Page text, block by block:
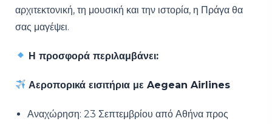
αρχιτεκτονική, τη μουσική και την ιστορία, η Πράγα θα
σας μαγέψει.
Η προσφορά περιλαμβάνει:
Αεροπορικά εισιτήρια με Aegean Airlines
Αναχώρηση: 23 Σεπτεμβρίου από Αθήνα προς